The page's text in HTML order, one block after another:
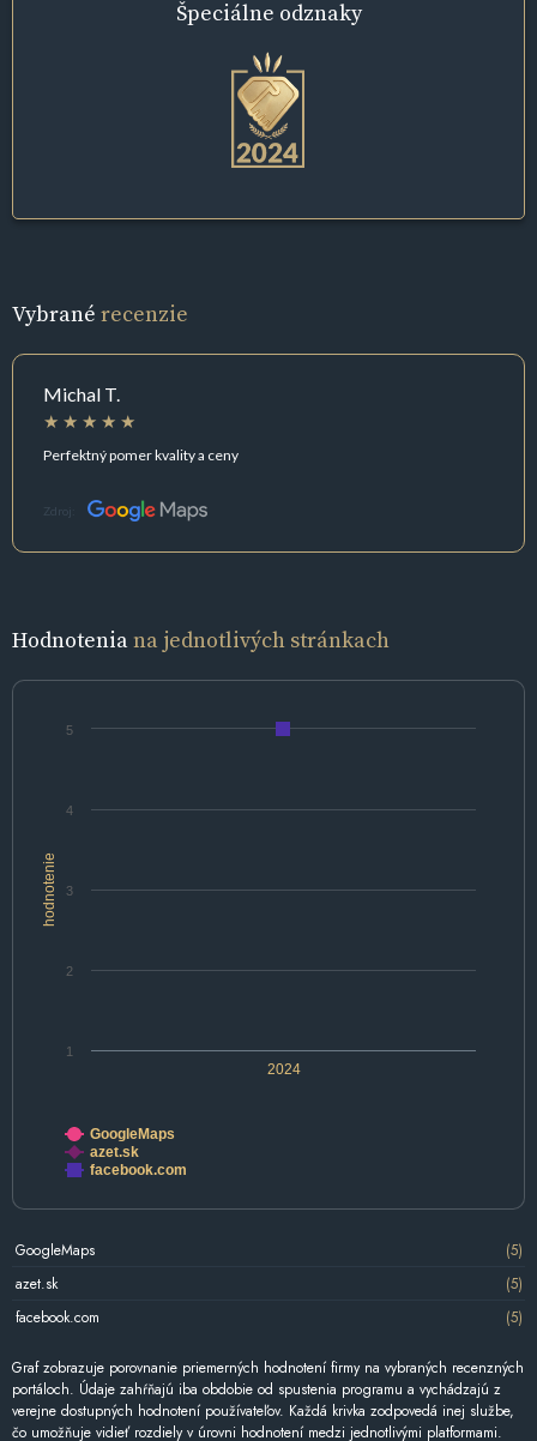
Špeciálne odznaky
Vybrané recenzie
Michal T.
Perfektný pomer kvality a ceny
Zdroj:
Hodnoteniana jednotlivých stránkach
hodnotenie
2024
1
2
3
4
5
GoogleMaps
azet.sk
facebook.com
GoogleMaps
(5)
azet.sk
(5)
facebook.com
(5)
Graf zobrazuje porovnanie priemerných hodnotení firmy na vybraných recenzných
portáloch. Údaje zahŕňajú iba obdobie od spustenia programu a vychádzajú z
verejne dostupných hodnotení používateľov. Každá krivka zodpovedá inej službe,
čo umožňuje vidieť rozdiely v úrovni hodnotení medzi jednotlivými platformami.